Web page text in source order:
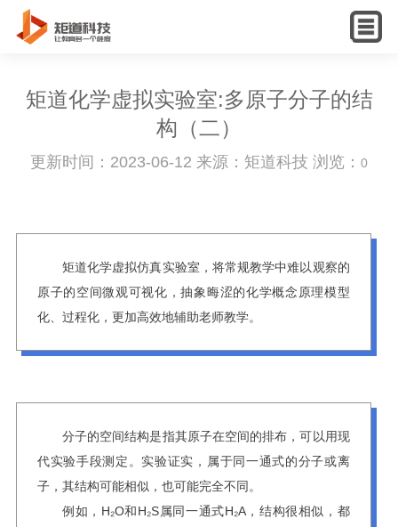
English
矩道化学虚拟实验室:多原子分子的结
构（二）
更新时间：2023-06-12 来源：矩道科技 浏览： 0
矩道化学虚拟仿真实验室，将常规教学中难以观察的
原子的空间微观可视化，抽象晦涩的化学概念原理模型
化、过程化，更加高效地辅助老师教学。
分子的空间结构是指其原子在空间的排布，可以用现
代实验手段测定。实验证实，属于同一通式的分子或离
子，其结构可能相似，也可能完全不同。
例如，H₂O和H₂S属同一通式H₂A，结构很相似，都